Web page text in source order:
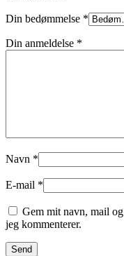
Din bedømmelse *
Din anmeldelse *
Navn *
E-mail *
Gem mit navn, mail
jeg kommenterer.